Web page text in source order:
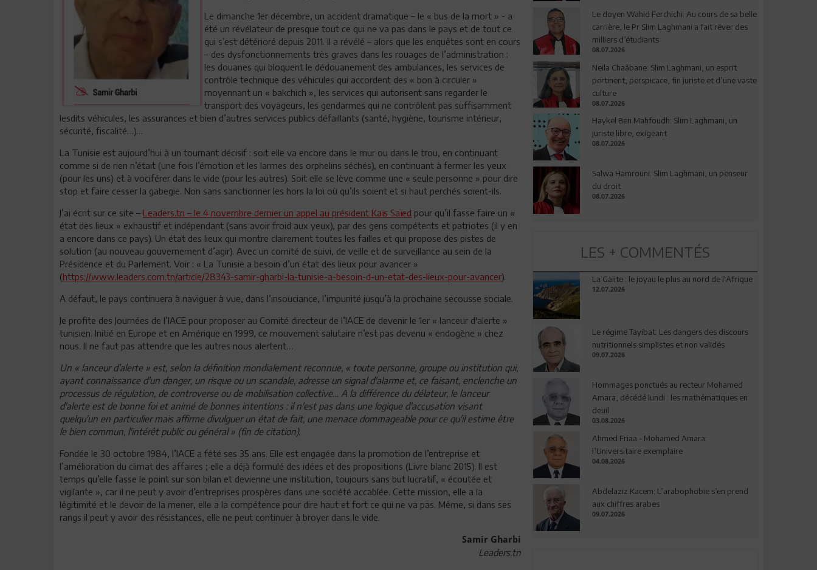
Le dimanche 1er décembre, un accident dramatique – le « bus de la mort » - a
été un révélateur de presque tout ce qui ne va pas dans le pays et de tout ce
qui s’est détérioré depuis 2011. Il a révélé – alors que les enquêtes sont en cours
– des dysfonctionnements très graves dans les rouages de l’administration :
les douanes qui bloquent le dédouanement des ambulances, les services de
contrôle technique des véhicules qui accordent des « bon à circuler »
moyennant un « bakchich », les services qui autorisent sans regarder le
transport des voyageurs, les gendarmes qui ne contrôlent pas suffisamment
lesdits véhicules, les assurances et bien d’autres services publics défaillants (santé, hygiène, tourisme intérieur,
sécurité, fiscalité…)…
La Tunisie est aujourd’hui à un tournant décisif : soit elle va encore dans le mur ou dans le trou, en continuant
comme si de rien n’était (une fois l’émotion et les larmes des orphelins séchés), en continuant à fermer les yeux
(pour les uns) et à vociférer dans le vide (pour les autres). Soit elle se lève comme une « seule personne » pour dire
stop et faire cesser la gabegie. Non sans sanctionner les hors la loi où qu’ils soient et si haut perchés soient-ils.
J’ai écrit sur ce site – Leaders.tn – le 4 novembre dernier un appel au président Kaïs Saïed pour qu’il fasse faire un «
état des lieux » exhaustif et indépendant (sans avoir froid aux yeux), par des gens compétents et patriotes (il y en
a encore dans ce pays). Un état des lieux qui montre clairement toutes les failles et qui propose des pistes de
solution (au nouveau gouvernement d’agir). Avec un comité de suivi, de veille et de surveillance au sein de la
Présidence et du Parlement. Voir : « La Tunisie a besoin d’un état des lieux pour avancer »
(https://www.leaders.com.tn/article/28343-samir-gharbi-la-tunisie-a-besoin-d-un-etat-des-lieux-pour-avancer).
A défaut, le pays continuera à naviguer à vue, dans l’insouciance, l’impunité jusqu’à la prochaine secousse sociale.
Je profite des Journées de l’IACE pour proposer au Comité directeur de l’IACE de devenir le 1er « lanceur d'alerte »
tunisien. Initié en Europe et en Amérique en 1999, ce mouvement salutaire n’est pas devenu « endogène » chez
nous. Il ne faut pas attendre que les autres nous alertent…
Un « lanceur d’alerte » est, selon la définition mondialement reconnue, « toute personne, groupe ou institution qui,
ayant connaissance d'un danger, un risque ou un scandale, adresse un signal d'alarme et, ce faisant, enclenche un
processus de régulation, de controverse ou de mobilisation collective… A la différence du délateur, le lanceur
d'alerte est de bonne foi et animé de bonnes intentions : il n'est pas dans une logique d'accusation visant
quelqu'un en particulier mais affirme divulguer un état de fait, une menace dommageable pour ce qu'il estime être
le bien commun, l'intérêt public ou général » (fin de citation).
Fondée le 30 octobre 1984, l’IACE a fêté ses 35 ans. Elle est engagée dans la promotion de l’entreprise et
l’amélioration du climat des affaires ; elle a déjà formulé des idées et des propositions (Livre blanc 2015). Il est
temps qu’elle fasse le point sur son bilan et devienne une institution, toujours sans but lucratif, « écoutée et
vigilante », car il ne peut y avoir d’entreprises prospères dans une société accablée. Cette mission, elle a la
légitimité et le devoir de la mener, elle a la compétence pour dire haut et fort ce qui ne va pas. Même, si dans ses
rangs il peut y avoir des résistances, elle ne peut continuer à broyer dans le vide.
Samir Gharbi
Leaders.tn
Le doyen Wahid Ferchichi: Au cours de sa belle
carrière, le Pr Slim Laghmani a fait rêver des
milliers d’étudiants
08.07.2026
Neila Chaâbane: Slim Laghmani, un esprit
pertinent, perspicace, fin juriste et d’une vaste
culture
08.07.2026
Haykel Ben Mahfoudh: Slim Laghmani, un
juriste libre, exigeant
08.07.2026
Salwa Hamrouni: Slim Laghmani, un penseur
du droit
08.07.2026
LES + COMMENTÉS
La Galite : le joyau le plus au nord de l'Afrique
12.07.2026
Le régime Tayibat: Les dangers des discours
nutritionnels simplistes et non validés
09.07.2026
Hommages ponctués au recteur Mohamed
Amara, décédé lundi : les mathématiques en
deuil
03.08.2026
Ahmed Friaa - Mohamed Amara:
l’Universitaire exemplaire
04.08.2026
Abdelaziz Kacem: L’arabophobie s’en prend
aux chiffres arabes
09.07.2026